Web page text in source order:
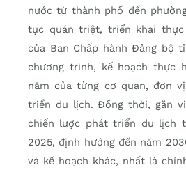
nước từ thành phố đến
tục quán triệt, triển khai thực
của Ban Chấp hành Đảng bộ
chương trình, kế hoạch thực
năm của từng cơ quan, đơn
triển du lịch. Đồng thời, gắn
chiến lược phát triển du lịch
2025, định hướng đến năm
và kế hoạch khác, nhất là